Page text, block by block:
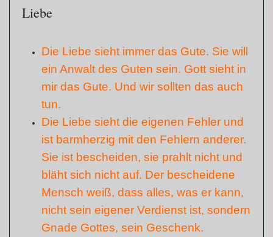
Liebe
Die Liebe sieht immer das Gute. Sie will
ein Anwalt des Guten sein. Gott sieht in
mir das Gute. Und wir sollten das auch
tun.
Die Liebe sieht die eigenen Fehler und
ist barmherzig mit den Fehlern anderer.
Sie ist bescheiden, sie prahlt nicht und
bläht sich nicht auf. Der bescheidene
Mensch weiß, dass alles, was er kann,
nicht sein eigener Verdienst ist, sondern
Gnade Gottes, sein Geschenk.